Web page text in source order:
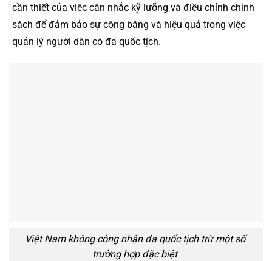
cần thiết của việc cân nhắc kỹ lưỡng và điều chỉnh chính
sách để đảm bảo sự công bằng và hiệu quả trong việc
quản lý người dân có đa quốc tịch.
Việt Nam không công nhận đa quốc tịch trừ một số
trường hợp đặc biệt